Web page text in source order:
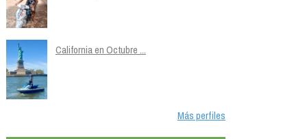
California en Octubre ...
Más perfiles